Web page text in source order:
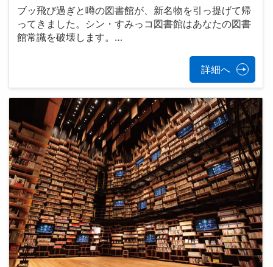
ブッ飛び過ぎと噂の図書館が、新名物を引っ提げて帰
ってきました。シン・すみっコ図書館はあなたの図書
館常識を破壊します。…
詳細へ